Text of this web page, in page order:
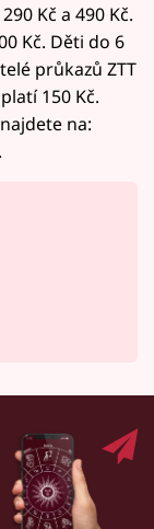
Kč a 490 Kč.
Kč. Děti do 6
průkazů ZTT
150 Kč.
na:
.